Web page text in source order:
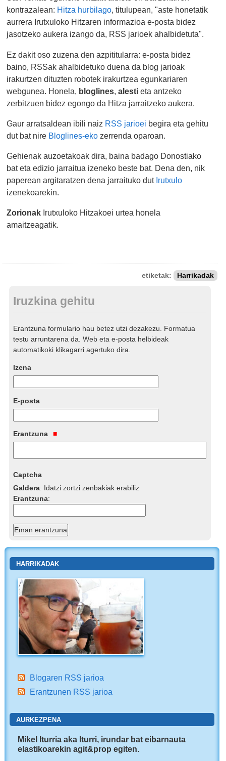
kontrazalean: Hitza hurbilago, titulupean, "aste honetatik
aurrera Irutxuloko Hitzaren informazioa e-posta bidez
jasotzeko aukera izango da, RSS jarioek ahalbidetuta".
Ez dakit oso zuzena den azpititularra: e-posta bidez
baino, RSSak ahalbidetuko duena da blog jarioak
irakurtzen dituzten robotek irakurtzea egunkariaren
webgunea. Honela, bloglines ,alesti eta antzeko
zerbitzuen bidez egongo da Hitza jarraitzeko aukera.
Gaur arratsaldean ibili naiz RSS jarioei begira eta gehitu
dut bat nire Bloglines-eko zerrenda oparoan.
Gehienak auzoetakoak dira, baina badago Donostiako
bat eta edizio jarraitua izeneko beste bat. Dena den, nik
paperean argitaratzen dena jarraituko dut Irutxulo
izenekoarekin.
Zorionak Irutxuloko Hitzakoei urtea honela
amaitzeagatik.
etiketak: Harrikadak
Iruzkina gehitu
Erantzuna formulario hau betez utzi dezakezu. Formatua
testu arruntarena da. Web eta e-posta helbideak
automatikoki klikagarri agertuko dira.
Izena
E-posta
Erantzuna
Captcha
Galdera: Idatzi zortzi zenbakiak erabiliz
Erantzuna:
HARRIKADAK
Blogaren RSS jarioa
Erantzunen RSS jarioa
AURKEZPENA
Mikel Iturria aka Iturri, irundar bat eibarnauta
elastikoarekin agit&prop egiten